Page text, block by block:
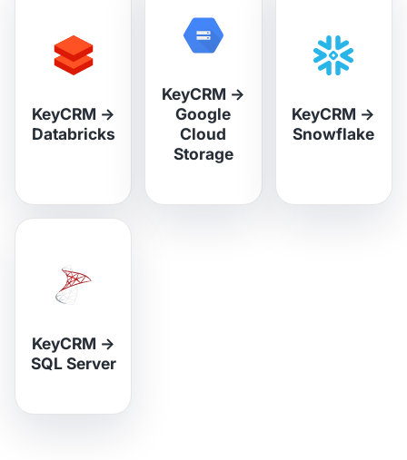
KeyCRM →
Databricks
KeyCRM →
Google
Cloud
Storage
KeyCRM →
Snowflake
KeyCRM →
SQL Server